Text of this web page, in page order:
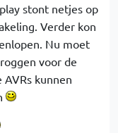
stont netjes op
Verder kon
Nu moet
voor de
kunnen